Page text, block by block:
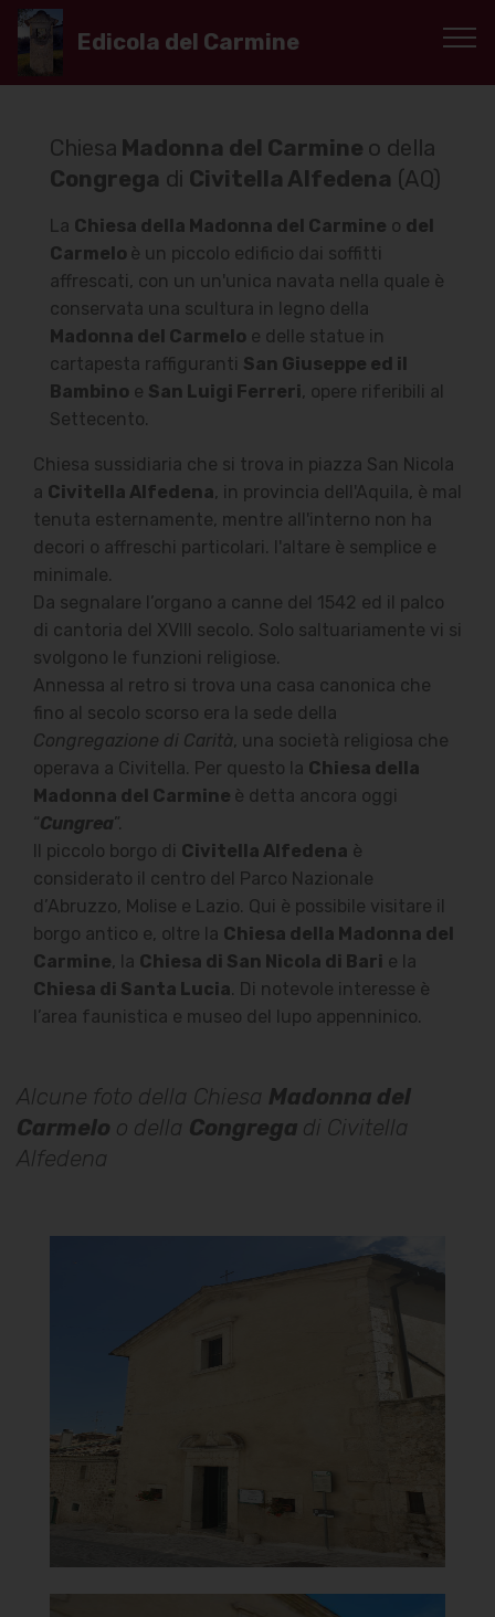
Chiesa Madonna del Carmine o della
Congrega di Civitella Alfedena (AQ)
La Chiesa della Madonna del Carmine o del
Carmelo è un piccolo edificio dai soffitti
affrescati, con un un'unica navata nella quale è
conservata una scultura in legno della
Madonna del Carmelo e delle statue in
cartapesta raffiguranti San Giuseppe ed il
Bambino e San Luigi Ferreri, opere riferibili al
Settecento.
Chiesa sussidiaria che si trova in piazza San Nicola
a Civitella Alfedena, in provincia dell'Aquila, è mal
tenuta esternamente, mentre all'interno non ha
decori o affreschi particolari. l'altare è semplice e
minimale.
Da segnalare l’organo a canne del 1542 ed il palco
di cantoria del XVIII secolo. Solo saltuariamente vi si
svolgono le funzioni religiose.
Annessa al retro si trova una casa canonica che
fino al secolo scorso era la sede della
Congregazione di Carità, una società religiosa che
operava a Civitella. Per questo la Chiesa della
Madonna del Carmine è detta ancora oggi
“Cungrea”.
Il piccolo borgo di Civitella Alfedena è
considerato il centro del Parco Nazionale
d’Abruzzo, Molise e Lazio. Qui è possibile visitare il
borgo antico e, oltre la Chiesa della Madonna del
Carmine, la Chiesa di San Nicola di Bari e la
Chiesa di Santa Lucia. Di notevole interesse è
l’area faunistica e museo del lupo appenninico.
Alcune foto della Chiesa Madonna del
Carmelo o della Congrega di Civitella
Alfedena
Chiesa Madonna del Carmine o
Edicola del Carmine